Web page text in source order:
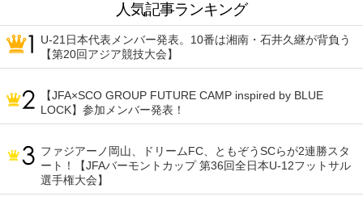
人気記事ランキング
U-21日本代表メンバー発表。10番は湘南・石井久継が背負う
【第20回アジア競技大会】
【JFA×SCO GROUP FUTURE CAMP inspired by BLUE
LOCK】参加メンバー発表！
ファジアーノ岡山、ドリームFC、ともぞうSCらが2連勝スタ
ート！【JFAバーモントカップ 第36回全日本U-12フットサル
選手権大会】